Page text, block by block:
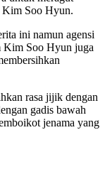
Kim Soo Hyun.
ini namun agensi
Kim Soo Hyun juga
rasa jijik dengan
gadis bawah
jenama yang